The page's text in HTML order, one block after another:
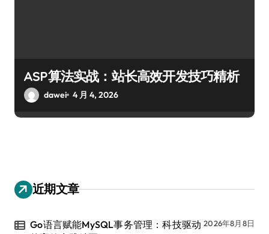
ASP算法实战：站长高效开发技巧精析
dawei 4 月 4, 2026
近期文章
Go语言赋能MySQL事务管理：科技驱动 2026年8月8日